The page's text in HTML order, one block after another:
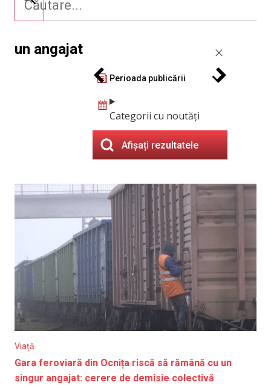
un angajat
Perioada publicării
Categorii cu noutăți
Afișați rezultatele
Viață
Gara feroviară din Ocnița riscă să rămână cu un
singur angajat: cerere de demisie colectivă